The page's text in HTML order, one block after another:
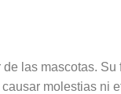
las mascotas. Su
molestias ni